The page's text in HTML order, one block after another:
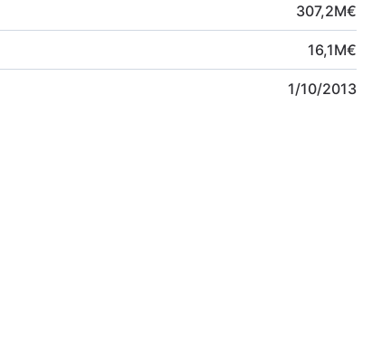
307,2M€
16,1M€
1/10/2013